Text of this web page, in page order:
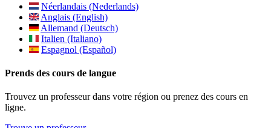
Néerlandais (Nederlands)
Anglais (English)
Allemand (Deutsch)
Italien (Italiano)
Espagnol (Español)
Prends des cours de langue
Trouvez un professeur dans votre région ou prenez des cours en
ligne.